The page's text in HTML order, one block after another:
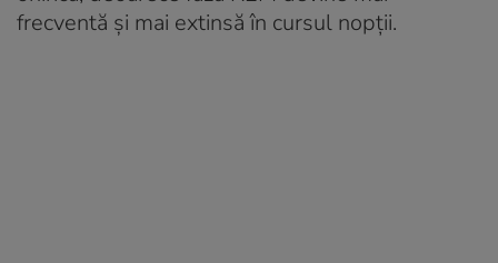
frecventă și mai extinsă în cursul nopții.